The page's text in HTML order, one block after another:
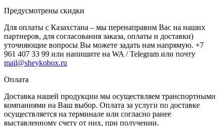
Предусмотрены скидки
Для оплаты с Казахстана – мы перенаправим Вас на наших
партнеров, для согласования заказа, оплаты и доставки)
уточняющие вопросы Вы можете задать нам напрямую. +7
961 407 33 99 или напишите на WA / Telegram или почту
mail@sheykobox.ru
Оплата
Доставка нашей продукции мы осуществляем транспортными
компаниями на Ваш выбор. Оплата за услуги по доставке
осуществляется на терминале или согласно ранее
выставленному счету от них, при получении.